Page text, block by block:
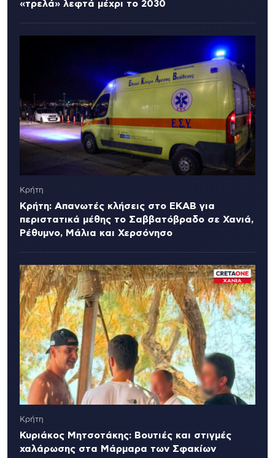
«τρελά» λεφτά μέχρι το 2030
Κρήτη
Κρήτη: Απανωτές κλήσεις στο ΕΚΑΒ για
περιστατικά μέθης το Σαββατόβραδο σε Χανιά,
Ρέθυμνο, Μάλια και Χερσόνησο
Κρήτη
Κυριάκος Μητσοτάκης: Βουτιές και στιγμές
χαλάρωσης στα Μάρμαρα των Σφακίων